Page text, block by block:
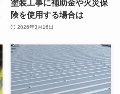
塗装工事に補助金や火災保
険を使用する場合は
2026年3月16日